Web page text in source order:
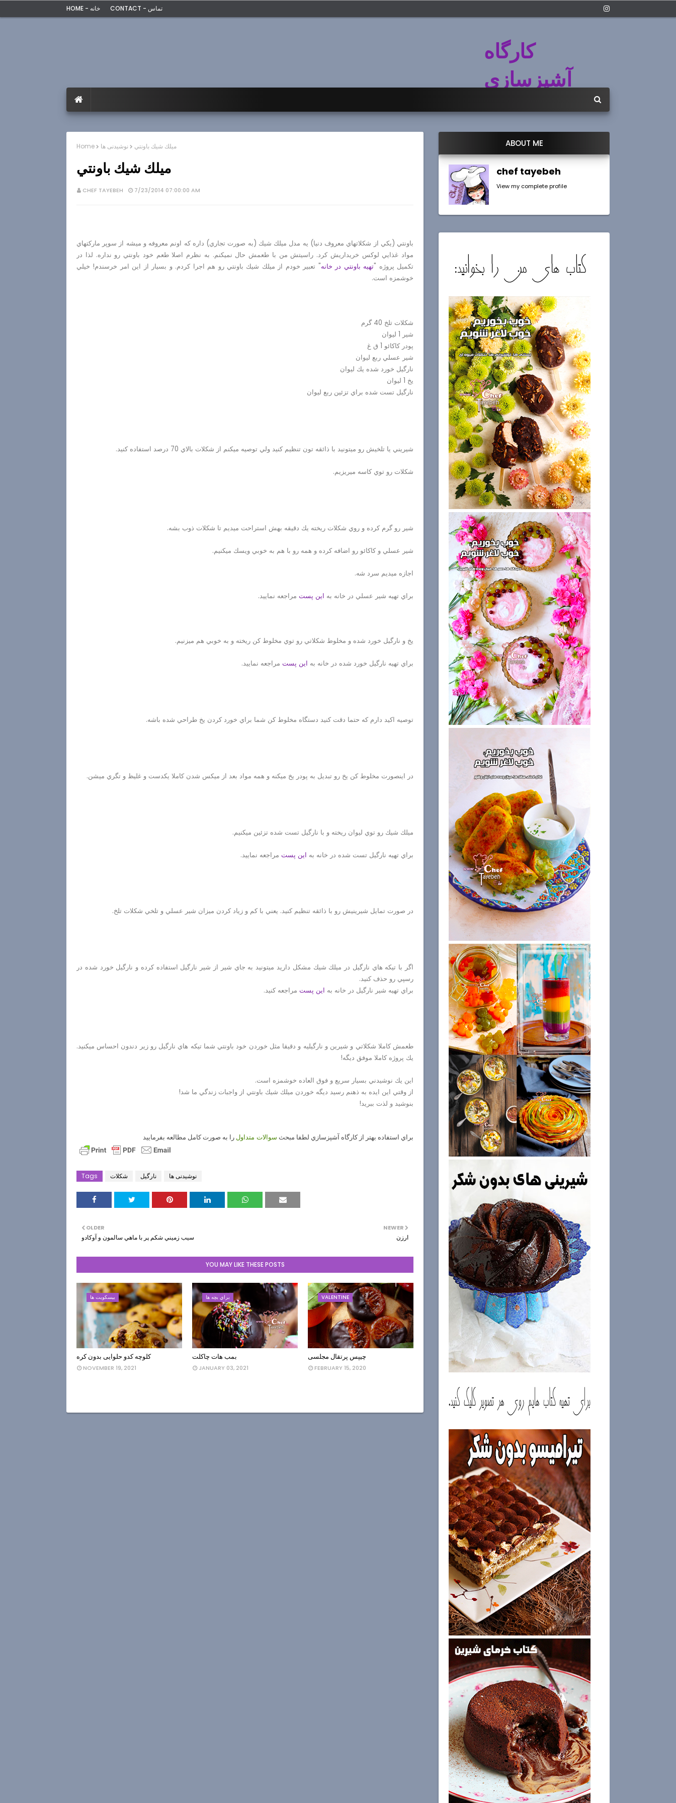
HOME - خانه CONTACT - تماس
کارگاه
آشپزسازی
Home نوشیدنی ها ميلك شيك باونتي
ميلك شيك باونتي
CHEF TAYEBEH 7/23/2014 07:00:00 AM
باونتي (يكي از شكلاتهاي معروف دنيا) يه مدل ميلك شيك (به صورت تجاري) داره كه اونم معروفه و ميشه از سوپر ماركتهاي
مواد غذايي لوكس خريداريش كرد. راسيتش من با طعمش حال نميكنم. به نظرم اصلا طعم خود باونتي رو نداره. لذا در
تكميل پروژه "تهيه باونتي در خانه" تعبير خودم از ميلك شيك باونتي رو هم اجرا كردم. و بسيار از اين امر خرسندم! خيلي
خوشمزه است.
شكلات تلخ 40 گرم
شير 1 ليوان
پودر كاكائو 1 ق غ
شير عسلي ربع ليوان
نارگيل خورد شده يك ليوان
يخ 1 ليوان
نارگيل تست شده براي تزئين ربع ليوان
شيريني يا تلخيش رو ميتونيد با ذائقه تون تنظيم كنيد ولي توصيه ميكنم از شكلات بالاي 70 درصد استفاده كنيد.
شكلات رو توي كاسه ميريزيم.
شير رو گرم كرده و روي شكلات ريخته يك دقيقه بهش استراحت ميديم تا شكلات ذوب بشه.
شير عسلي و كاكائو رو اضافه كرده و همه رو با هم به خوبي ويسك ميكنيم.
اجازه ميديم سرد شه.
براي تهيه شير عسلي در خانه به اين پست مراجعه نماييد.
يخ و نارگيل خورد شده و مخلوط شكلاتي رو توي مخلوط كن ريخته و به خوبي هم ميزنيم.
براي تهيه نارگيل خورد شده در خانه به اين پست مراجعه نماييد.
توصيه اكيد دارم كه حتما دقت كنيد دستگاه مخلوط كن شما براي خورد كردن يخ طراحي شده باشه.
در اينصورت مخلوط كن يخ رو تبديل به پودر يخ ميكنه و همه مواد بعد از ميكس شدن كاملا يكدست و غليظ و تگري ميشن.
ميلك شيك رو توي ليوان ريخته و با نارگيل تست شده تزئين ميكنيم.
براي تهيه نارگيل تست شده در خانه به اين پست مراجعه نماييد.
در صورت تمايل شيرينيش رو با ذائقه تنظيم كنيد. يعني با كم و زياد كردن ميزان شير عسلي و تلخي شكلات تلخ.
اگر با تيكه هاي نارگيل در ميلك شيك مشكل داريد ميتونيد به جاي شير از شير نارگيل استفاده كرده و نارگيل خورد شده در
رسپي رو حذف كنيد.
براي تهيه شير نارگيل در خانه به اين پست مراجعه كنيد.
طعمش كاملا شكلاتي و شيرين و نارگيليه و دقيقا مثل خوردن خود باونتي شما تيكه هاي نارگيل رو زير دندون احساس ميكنيد.
يك پروژه كاملا موفق ديگه!
اين يك نوشيدني بسيار سريع و فوق العاده خوشمزه است.
از وقتي اين ايده به ذهنم رسيد ديگه خوردن ميلك شيك باونتي از واجبات زندگي ما شد!
بنوشيد و لذت ببريد!
براي استفاده بهتر از كارگاه آشپزسازي لطفا مبحث سوالات متداول را به صورت كامل مطالعه بفرماييد
Tags شکلات نارگيل نوشیدنی ها
NEWER
ارزن
OLDER
سيب زميني شكم پر با ماهي سالمون و آوكادو
YOU MAY LIKE THESE POSTS
بیسکویت ها
کلوچه کدو حلوایی بدون کره
NOVEMBER 19, 2021
براي بچه ها
بمب هات چاکلت
JANUARY 03, 2021
VALENTINE
چیپس پرتقال مجلسی
FEBRUARY 15, 2020
ABOUT ME
chef tayebeh
View my complete profile